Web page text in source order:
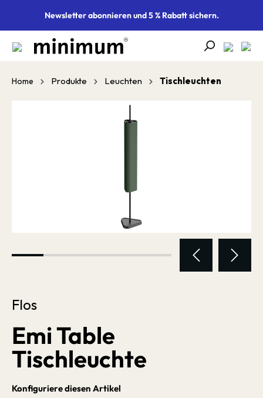
springenNewsletter abonnieren und 5 % Rabatt sichern.
Home Produkte Leuchten Tischleuchten
Flos
Emi Table
Tischleuchte
Konfiguriere diesen Artikel